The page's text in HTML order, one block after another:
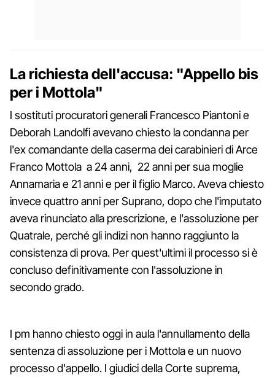
La richiesta dell'accusa: "Appello bis
per i Mottola"
I sostituti procuratori generali Francesco Piantoni e
Deborah Landolfi avevano chiesto la condanna per
l'ex comandante della caserma dei carabinieri di Arce
Franco Mottola a 24 anni, 22 anni per sua moglie
Annamaria e 21 anni e per il figlio Marco. Aveva chiesto
invece quattro anni per Suprano, dopo che l'imputato
aveva rinunciato alla prescrizione, e l'assoluzione per
Quatrale, perché gli indizi non hanno raggiunto la
consistenza di prova. Per quest'ultimi il processo si è
concluso definitivamente con l'assoluzione in
secondo grado.
I pm hanno chiesto oggi in aula l'annullamento della
sentenza di assoluzione per i Mottola e un nuovo
processo d'appello. I giudici della Corte suprema,